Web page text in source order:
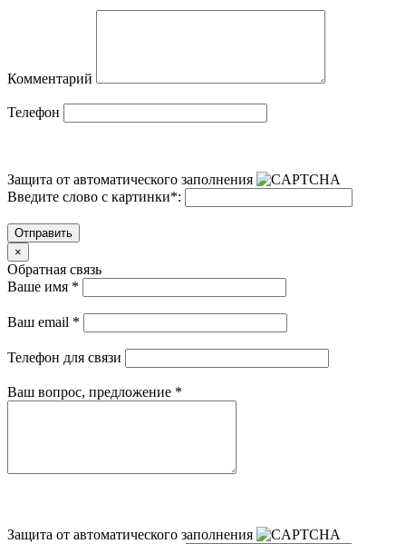
Комментарий
Телефон
Защита от автоматического заполнения
Введите слово с картинки*:
Отправить
×
Обратная связь
Ваше имя *
Ваш email *
Телефон для связи
Ваш вопрос, предложение *
Защита от автоматического заполнения